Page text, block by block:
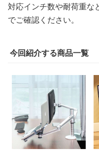
対応インチ数や耐荷重な
でご確認ください。
今回紹介する商品一覧